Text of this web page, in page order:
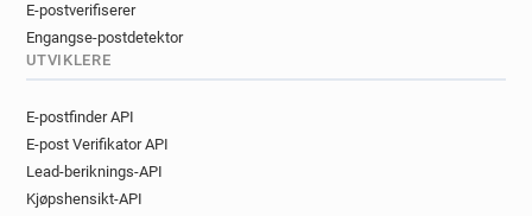
E-postverifiserer
Engangse-postdetektor
UTVIKLERE
E-postfinder API
E-post Verifikator API
Lead-beriknings-API
Kjøpshensikt-API